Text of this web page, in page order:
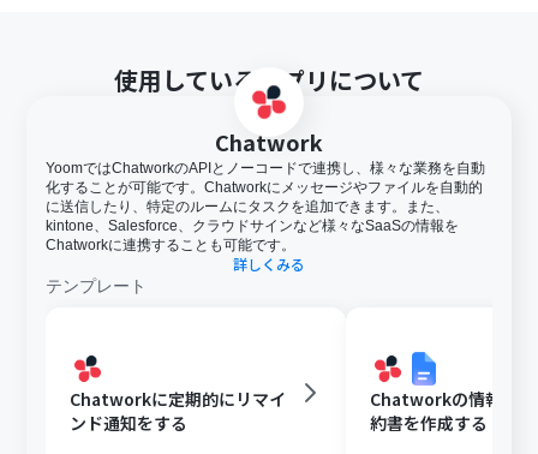
使用しているアプリについて
Chatwork
YoomではChatworkのAPIとノーコードで連携し、様々な業務を自動
化することが可能です。Chatworkにメッセージやファイルを自動的
に送信したり、特定のルームにタスクを追加できます。また、
kintone、Salesforce、クラウドサインなど様々なSaaSの情報を
Chatworkに連携することも可能です。
詳しくみる
テンプレート
Chatworkに定期的にリマイ
ンド通知をする
Chatworkの情報を
約書を作成する